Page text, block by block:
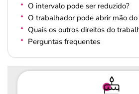
O intervalo pode ser reduzido?
O trabalhador pode abrir mão
Quais os outros direitos do
Perguntas frequentes